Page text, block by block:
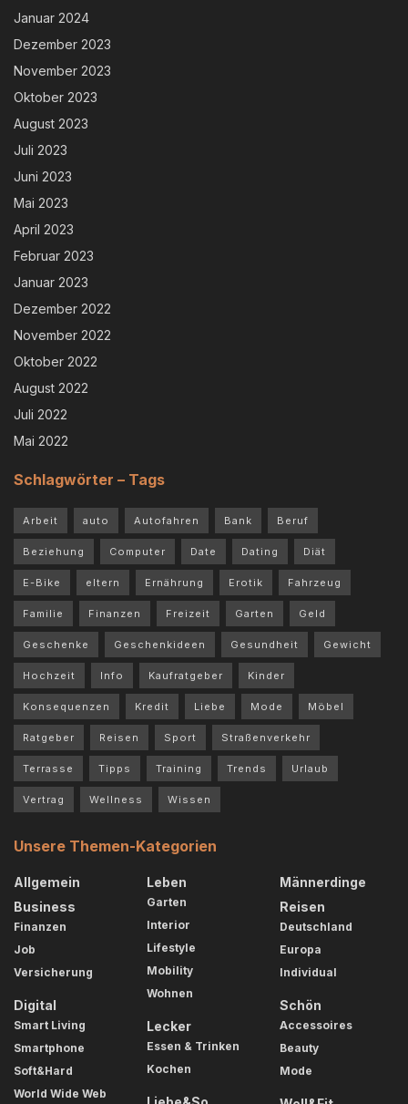
Januar 2024
Dezember 2023
November 2023
Oktober 2023
August 2023
Juli 2023
Juni 2023
Mai 2023
April 2023
Februar 2023
Januar 2023
Dezember 2022
November 2022
Oktober 2022
August 2022
Juli 2022
Mai 2022
Schlagwörter – Tags
Arbeit auto Autofahren Bank Beruf
Beziehung Computer Date Dating Diät
E-Bike eltern Ernährung Erotik Fahrzeug
Familie Finanzen Freizeit Garten Geld
Geschenke Geschenkideen Gesundheit Gewicht
Hochzeit Info Kaufratgeber Kinder
Konsequenzen Kredit Liebe Mode Möbel
Ratgeber Reisen Sport Straßenverkehr
Terrasse Tipps Training Trends Urlaub
Vertrag Wellness Wissen
Unsere Themen-Kategorien
Allgemein
Business
Finanzen
Job
Versicherung
Digital
Smart Living
Smartphone
Soft&Hard
World Wide Web
Leben
Garten
Interior
Lifestyle
Mobility
Wohnen
Lecker
Essen & Trinken
Kochen
Männerdinge
Reisen
Deutschland
Europa
Individual
Schön
Accessoires
Beauty
Mode